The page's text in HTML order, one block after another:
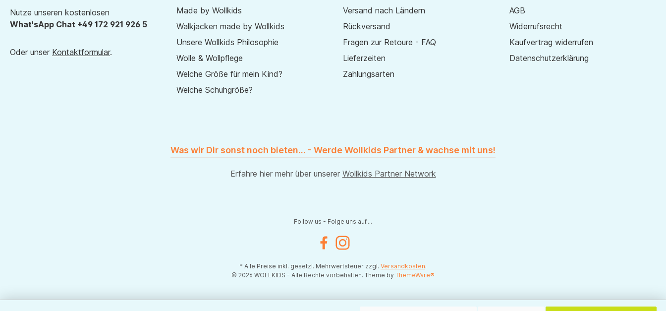
Nutze unseren kostenlosen
What'sApp Chat +49 172 921 926 5
Oder unser Kontaktformular.
Made by Wollkids
Walkjacken made by Wollkids
Unsere Wollkids Philosophie
Wolle & Wollpflege
Welche Größe für mein Kind?
Welche Schuhgröße?
Versand nach Ländern
Rückversand
Fragen zur Retoure - FAQ
Lieferzeiten
Zahlungsarten
AGB
Widerrufsrecht
Kaufvertrag widerrufen
Datenschutzerklärung
Was wir Dir sonst noch bieten... - Werde Wollkids Partner & wachse mit uns!
Erfahre hier mehr über unserer Wollkids Partner Network
Follow us - Folge uns auf....
FacebookInstagram
* Alle Preise inkl. gesetzl. Mehrwertsteuer zzgl. Versandkosten.
© 2026 WOLLKIDS - Alle Rechte vorbehalten. Theme by ThemeWare®